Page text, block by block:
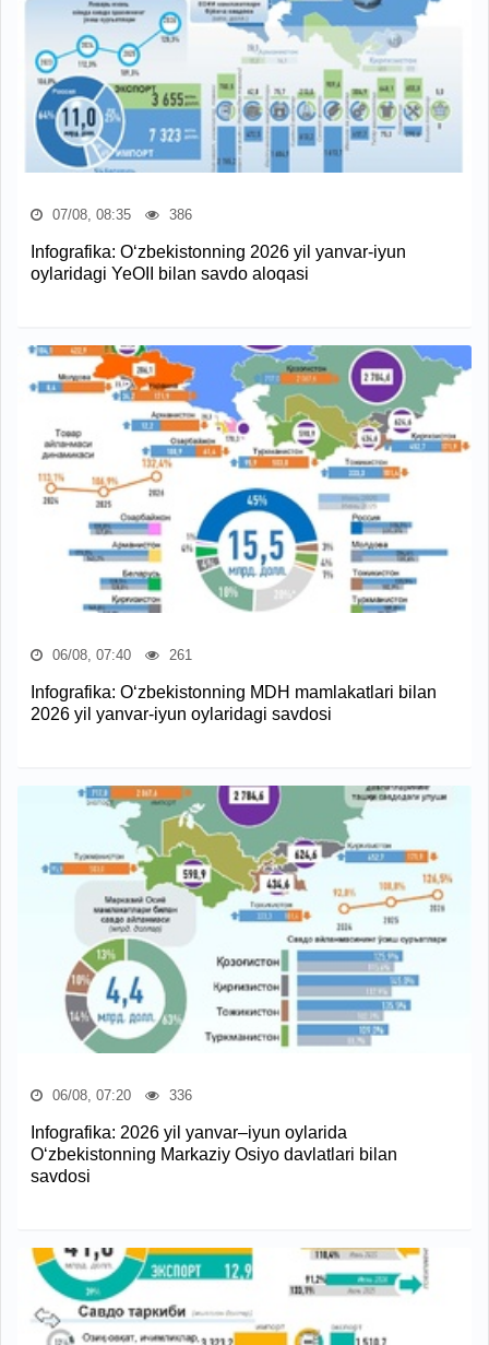
07/08, 08:35 386
Infografika: O‘zbekistonning 2026 yil yanvar-iyun
oylaridagi YeOII bilan savdo aloqasi
06/08, 07:40 261
Infografika: O‘zbekistonning MDH mamlakatlari bilan
2026 yil yanvar-iyun oylaridagi savdosi
06/08, 07:20 336
Infografika: 2026 yil yanvar–iyun oylarida
O‘zbekistonning Markaziy Osiyo davlatlari bilan
savdosi